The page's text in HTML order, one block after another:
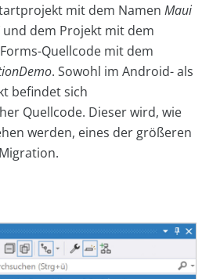
mit dem Namen Maui
und dem Projekt mit dem
Quellcode mit dem
. Sowohl im Android- als
befindet sich
Quellcode. Dieser wird, wie
werden, eines der größeren